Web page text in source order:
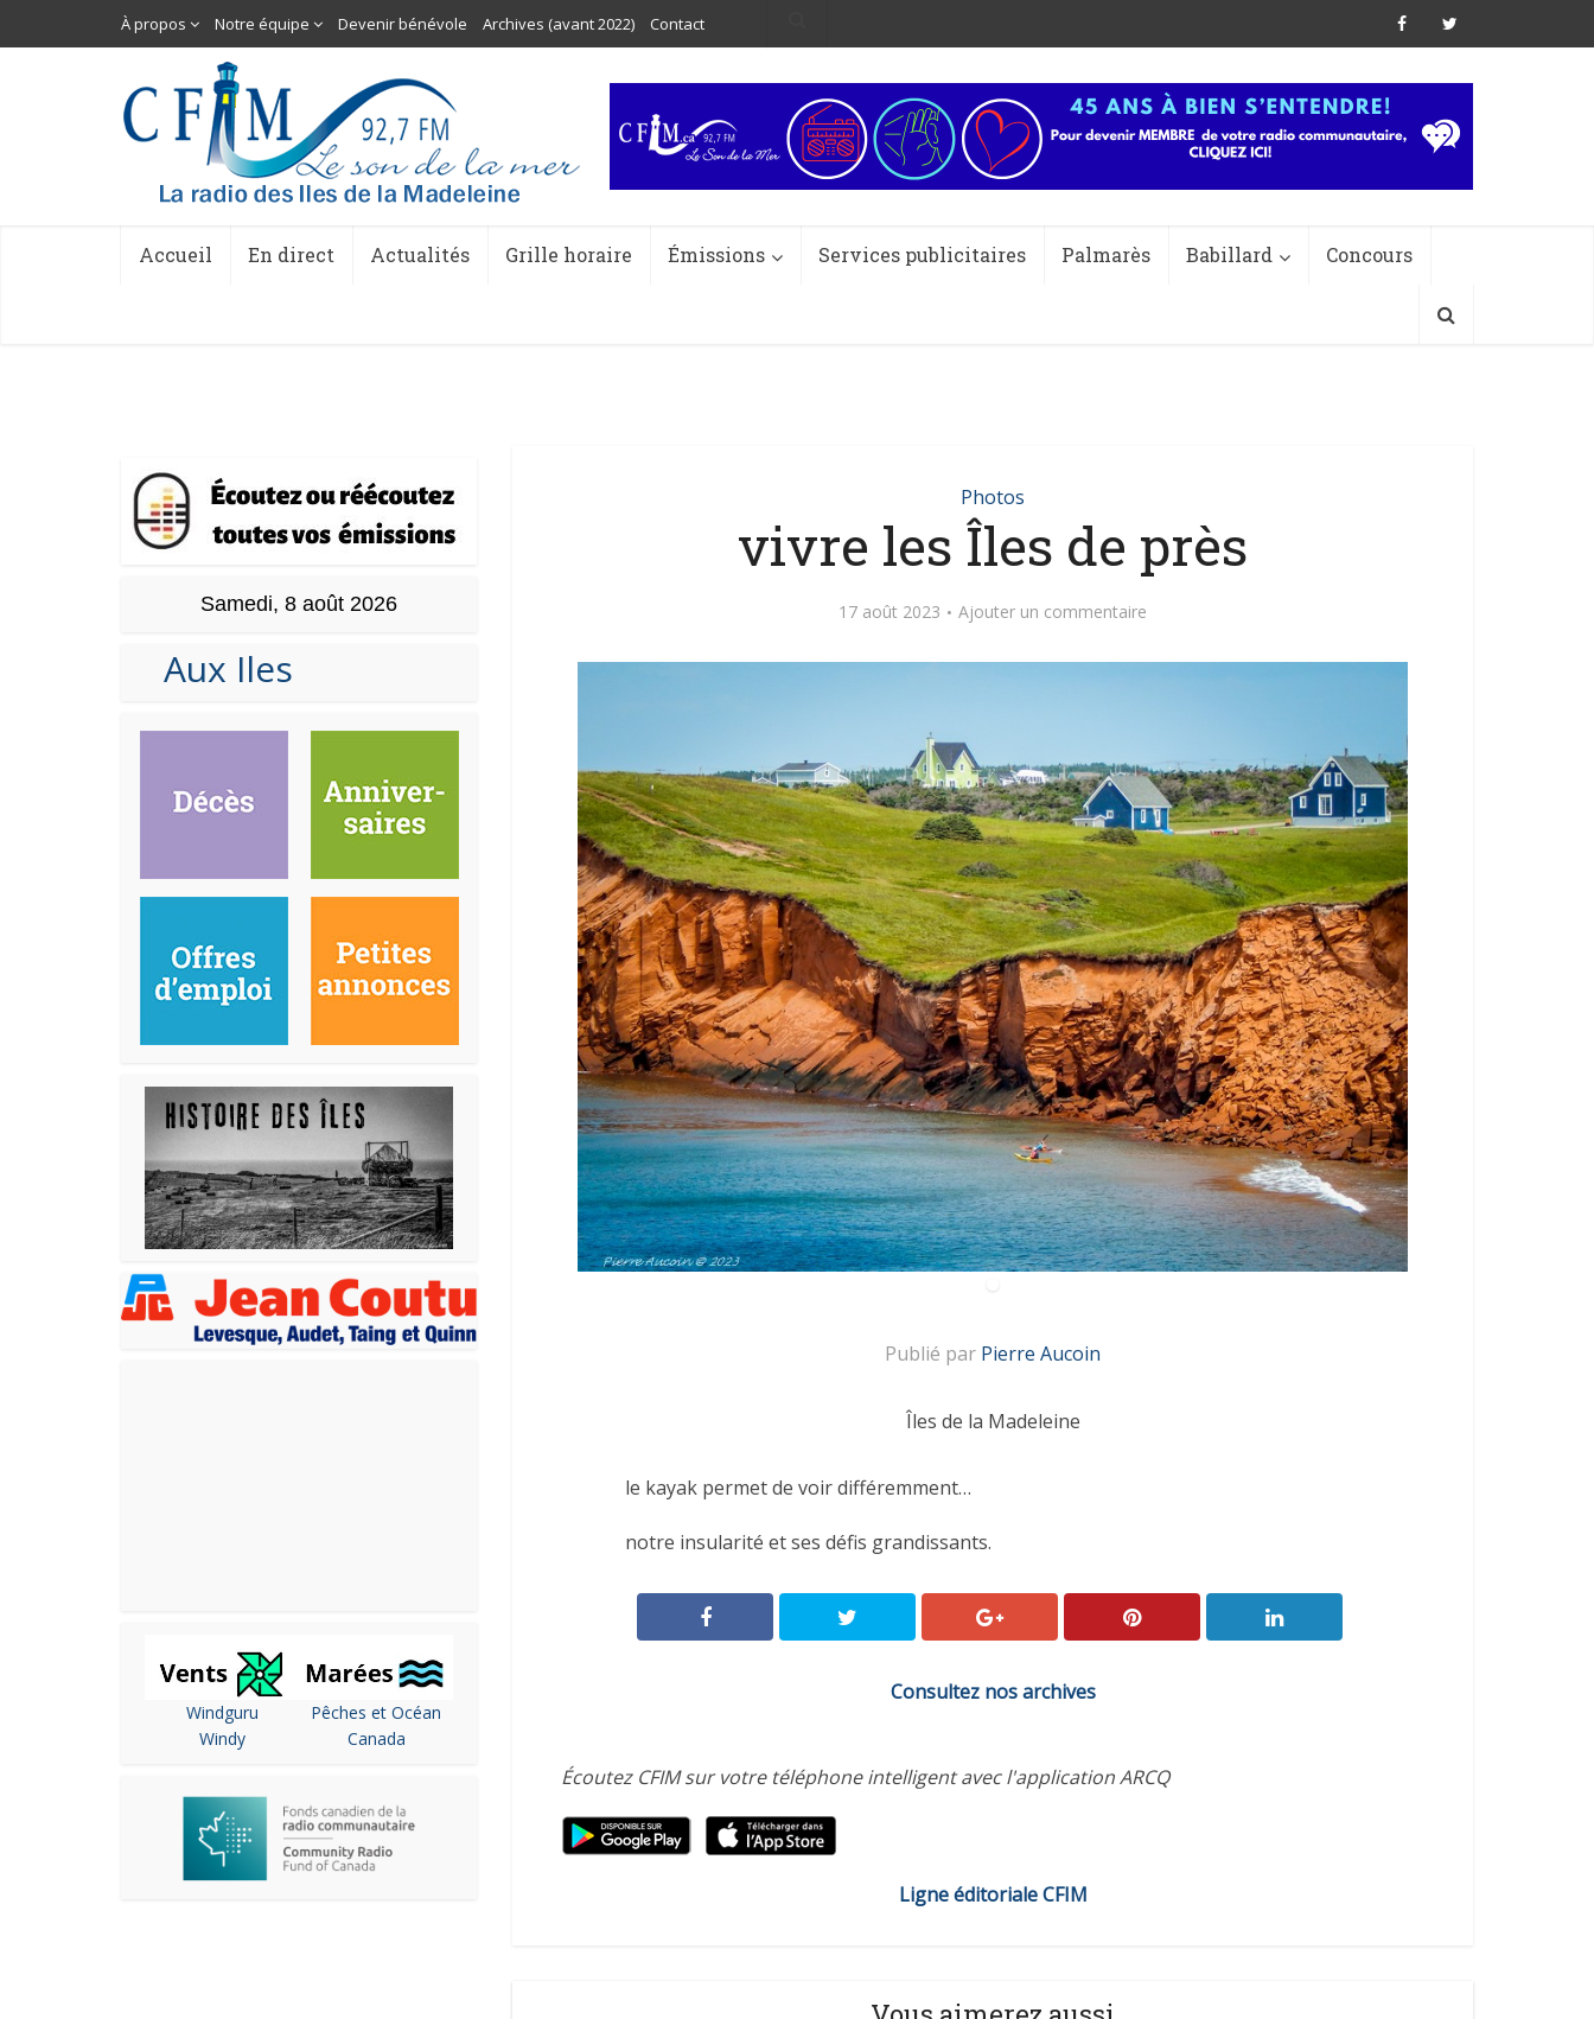
À propos Notre équipe Devenir bénévole Archives (avant 2022) Contact
Accueil En direct Actualités Grille horaire Émissions Services publicitaires Palmarès Babillard Concours
Samedi, 8 août 2026
Aux Iles
Windguru
Windy
Pêches et Océan
Canada
Photos
vivre les Îles de près
17 août 2023 Ajouter un commentaire
Publié par Pierre Aucoin
Îles de la Madeleine
le kayak permet de voir différemment…
notre insularité et ses défis grandissants.
Consultez nos archives
Écoutez CFIM sur votre téléphone intelligent avec l'application ARCQ
Ligne éditoriale CFIM